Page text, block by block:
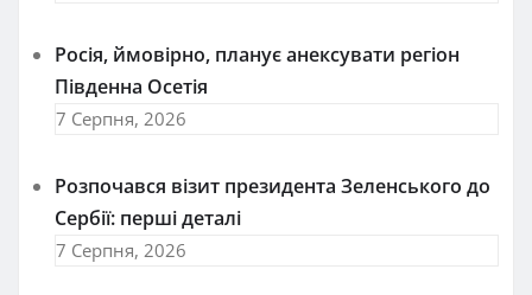
Росія, ймовірно, планує анексувати регіон
Південна Осетія
7 Серпня, 2026
Розпочався візит президента Зеленського до
Сербії: перші деталі
7 Серпня, 2026